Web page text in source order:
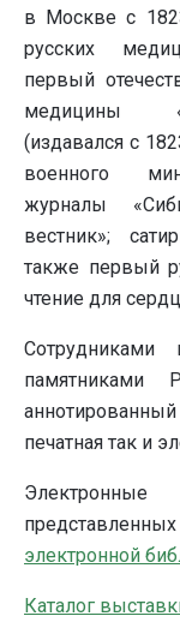
в Москве с
русских
первый
медицины
(издавался с
военного
журналы
вестник»;
также первый
чтение для
памятниками
печатная так и
электронной
Каталог